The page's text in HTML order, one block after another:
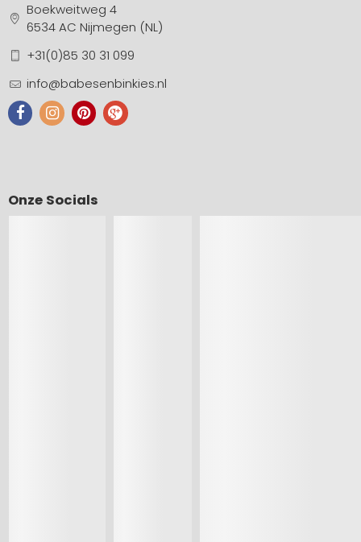
Boekweitweg 4
6534 AC Nijmegen (NL)
+31(0)85 30 31 099
info@babesenbinkies.nl
Onze Socials